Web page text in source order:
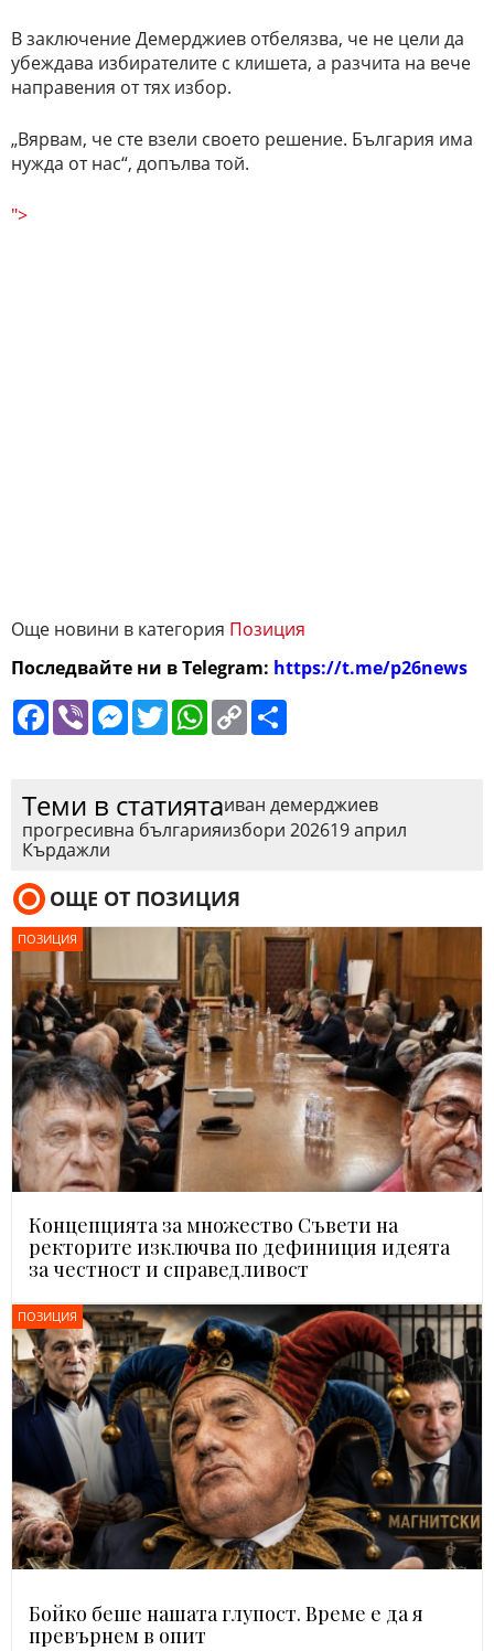
В заключение Демерджиев отбелязва, че не цели да
убеждава избирателите с клишета, а разчита на вече
направения от тях избор.
„Вярвам, че сте взели своето решение. България има
нужда от нас“, допълва той.
">
Още новини в категория Позиция
Последвайте ни в Telegram: https://t.me/p26news
Facebook
ViberMessenger
TwitterWhatsApp
Copy
Link
Теми в статиятаиван демерджиев
прогресивна българияизбори 202619 април
Кърдажли
ОЩЕ ОТ ПОЗИЦИЯ
ПОЗИЦИЯ
Концепцията за множество Съвети на
ректорите изключва по дефиниция идеята
за честност и справедливост
ПОЗИЦИЯ
Бойко беше нашата глупост. Време е да я
превърнем в опит